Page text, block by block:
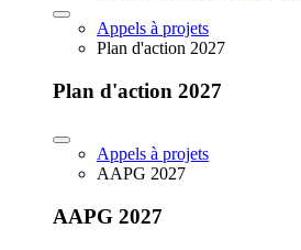
Appels à projets
Plan d'action 2027
Plan d'action 2027
Appels à projets
AAPG 2027
AAPG 2027